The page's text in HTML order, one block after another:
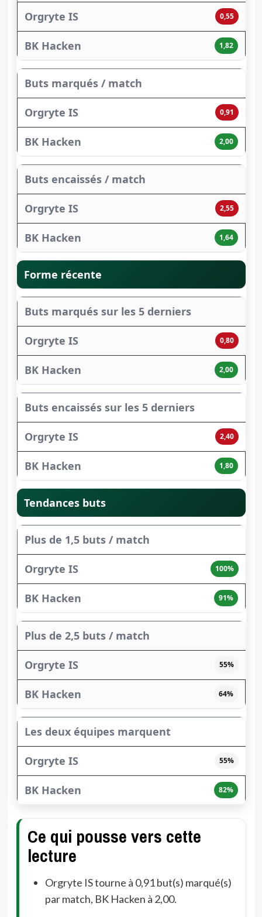
0,55
1,82
Buts marqués / match
0,91
2,00
Buts encaissés / match
2,55
1,64
Forme récente
Buts marqués sur les 5 derniers
0,80
2,00
Buts encaissés sur les 5 derniers
2,40
1,80
Tendances buts
Plus de 1,5 buts / match
100%
91%
Plus de 2,5 buts / match
55%
64%
Les deux équipes marquent
55%
82%
Ce qui pousse vers cette
lecture
Orgryte IS tourne à 0,91 but(s) marqué(s)
par match, BK Hacken à 2,00.